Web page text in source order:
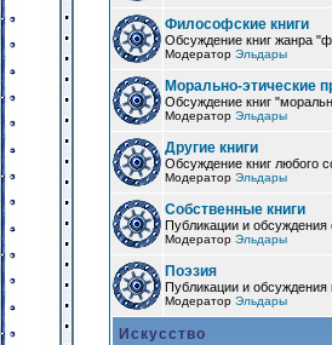
Философские книги
Обсуждение книг жанра
Модератор Эльдары
Морально-этические
Обсуждение книг
Модератор Эльдары
Другие книги
Обсуждение книг любого
Модератор Эльдары
Собственные книги
Публикации и
Модератор Эльдары
Поэзия
Публикации и обсуждения
Модератор Эльдары
Искусство